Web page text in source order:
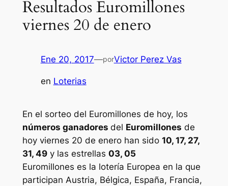
Resultados Euromillones
viernes 20 de enero
Ene 20, 2017—porVictor Perez Vas
en Loterias
En el sorteo del Euromillones de hoy, los
números ganadores del Euromillones de
hoy viernes 20 de enero han sido 10, 17, 27,
31, 49y las estrellas 03, 05
Euromillones es la lotería Europea en la que
participan Austria, Bélgica, España, Francia,